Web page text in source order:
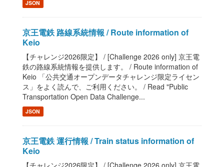
JSON
京王電鉄 路線系統情報 / Route information of
Keio
【チャレンジ2026限定】 / [Challenge 2026 only] 京王電
鉄の路線系統情報を提供します。 / Route information of
Keio 「公共交通オープンデータチャレンジ限定ライセン
ス」をよく読んで、ご利用ください。 / Read "Public
Transportation Open Data Challenge...
JSON
京王電鉄 運行情報 / Train status information of
Keio
【チャレンジ2026限定】 / [Challenge 2026 only] 京王電